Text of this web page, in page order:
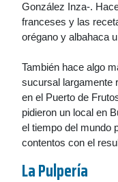
González Inza-.
franceses y las
orégano y albahaca
También hace algo
sucursal largamente
en el Puerto de
pidieron un local en
el tiempo del mundo
contentos con el
La Pulpería